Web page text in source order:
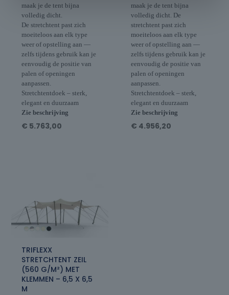
maak je de tent bijna
volledig dicht.
De stretchtent past zich
moeiteloos aan elk type
weer of opstelling aan —
zelfs tijdens gebruik kan je
eenvoudig de positie van
palen of openingen
aanpassen.
Stretchtentdoek – sterk,
elegant en duurzaam
Zie beschrijving
€ 5.763,00
maak je de tent bijna
volledig dicht. De
stretchtent past zich
moeiteloos aan elk type
weer of opstelling aan —
zelfs tijdens gebruik kan je
eenvoudig de positie van
palen of openingen
aanpassen.
Stretchtentdoek – sterk,
elegant en duurzaam
Zie beschrijving
€ 4.956,20
TRIFLEXX
STRETCHTENT ZEIL
(560 G/M²) MET
KLEMMEN – 6,5 X 6,5
M